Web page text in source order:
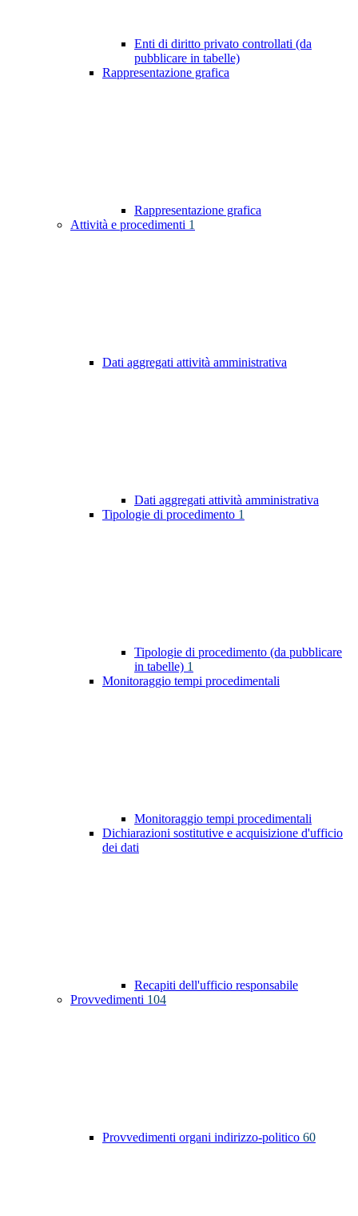
Enti di diritto privato controllati (da
pubblicare in tabelle)
Rappresentazione grafica
Rappresentazione grafica
Attività e procedimenti 1
Dati aggregati attività amministrativa
Dati aggregati attività amministrativa
Tipologie di procedimento 1
Tipologie di procedimento (da pubblicare
in tabelle) 1
Monitoraggio tempi procedimentali
Monitoraggio tempi procedimentali
Dichiarazioni sostitutive e acquisizione d'ufficio
dei dati
Recapiti dell'ufficio responsabile
Provvedimenti 104
Provvedimenti organi indirizzo-politico 60